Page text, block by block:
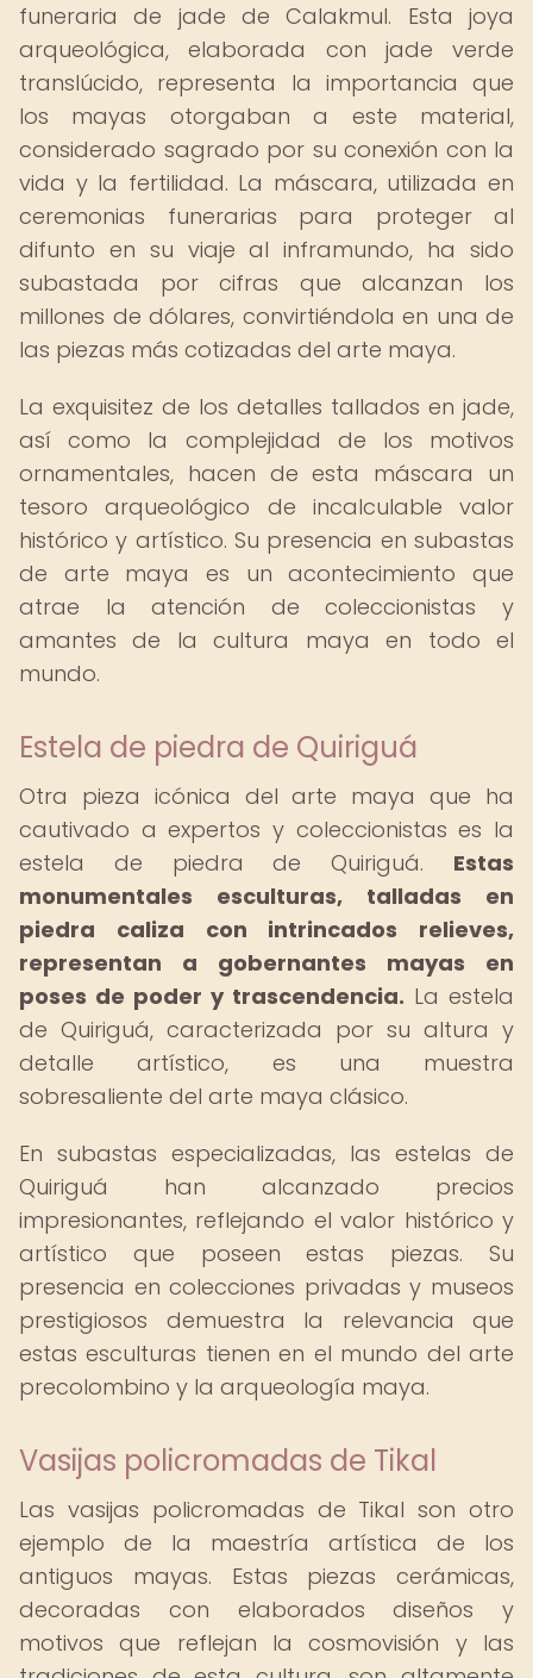
funeraria de jade de Calakmul. Esta joya
arqueológica, elaborada con jade verde
translúcido, representa la importancia que
los mayas otorgaban a este material,
considerado sagrado por su conexión con la
vida y la fertilidad. La máscara, utilizada en
ceremonias funerarias para proteger al
difunto en su viaje al inframundo, ha sido
subastada por cifras que alcanzan los
millones de dólares, convirtiéndola en una de
las piezas más cotizadas del arte maya.
La exquisitez de los detalles tallados en jade,
así como la complejidad de los motivos
ornamentales, hacen de esta máscara un
tesoro arqueológico de incalculable valor
histórico y artístico. Su presencia en subastas
de arte maya es un acontecimiento que
atrae la atención de coleccionistas y
amantes de la cultura maya en todo el
mundo.
Estela de piedra de Quiriguá
Otra pieza icónica del arte maya que ha
cautivado a expertos y coleccionistas es la
estela de piedra de Quiriguá. Estas
monumentales esculturas, talladas en
piedra caliza con intrincados relieves,
representan a gobernantes mayas en
poses de poder y trascendencia. La estela
de Quiriguá, caracterizada por su altura y
detalle artístico, es una muestra
sobresaliente del arte maya clásico.
En subastas especializadas, las estelas de
Quiriguá han alcanzado precios
impresionantes, reflejando el valor histórico y
artístico que poseen estas piezas. Su
presencia en colecciones privadas y museos
prestigiosos demuestra la relevancia que
estas esculturas tienen en el mundo del arte
precolombino y la arqueología maya.
Vasijas policromadas de Tikal
Las vasijas policromadas de Tikal son otro
ejemplo de la maestría artística de los
antiguos mayas. Estas piezas cerámicas,
decoradas con elaborados diseños y
motivos que reflejan la cosmovisión y las